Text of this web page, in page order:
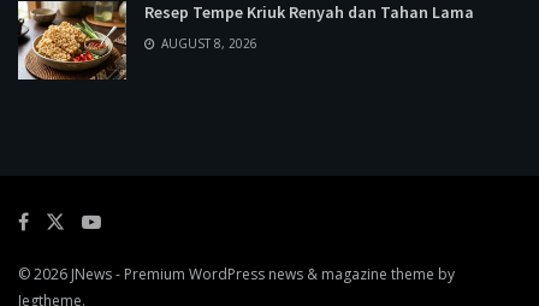
Resep Tempe Kriuk Renyah dan Tahan Lama
AUGUST 8, 2026
© 2026 JNews- Premium WordPress news & magazine theme by
Jegtheme.